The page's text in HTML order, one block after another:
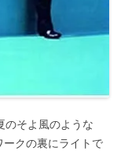
のそよ風のような
クの裏にライトで